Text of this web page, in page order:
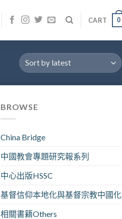
CART 0
BROWSE
China Bridge
中國教會專題研究報系列
中心出版HSSC
基督信仰本地化與基督宗教中國化
相關書籍Others